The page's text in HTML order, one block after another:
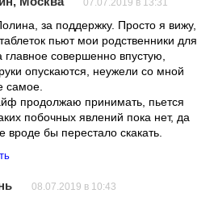
за поддержку. Просто я вижу,
пьют мои родственники для
главное совершенно впустую,
опускаются, неужели со мной
самое.
продолжаю принимать, пьется
побочных явлений пока нет, да
вроде бы перестало скакать.
08.07.2019 в 10:43